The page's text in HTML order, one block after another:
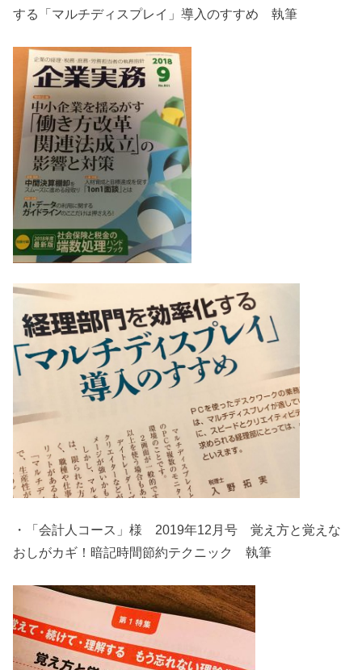
する「マルチディスプレイ」導入のすすめ 執筆
・「会計人コース」様 2019年12月号 覚え方と覚えな
おしがカギ！暗記時間節約テクニック 執筆